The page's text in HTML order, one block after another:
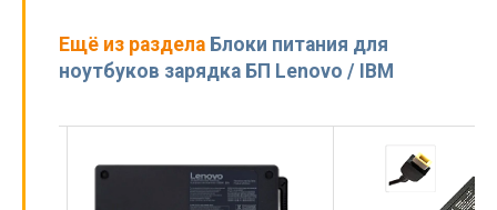
Ещё из раздела Блоки питания для
ноутбуков зарядка БП Lenovo / IBM